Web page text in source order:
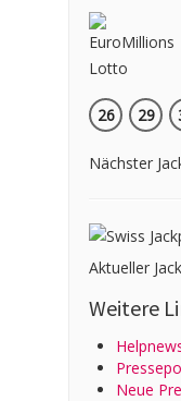
26 29
Nächster
Aktueller
Weitere
Neue